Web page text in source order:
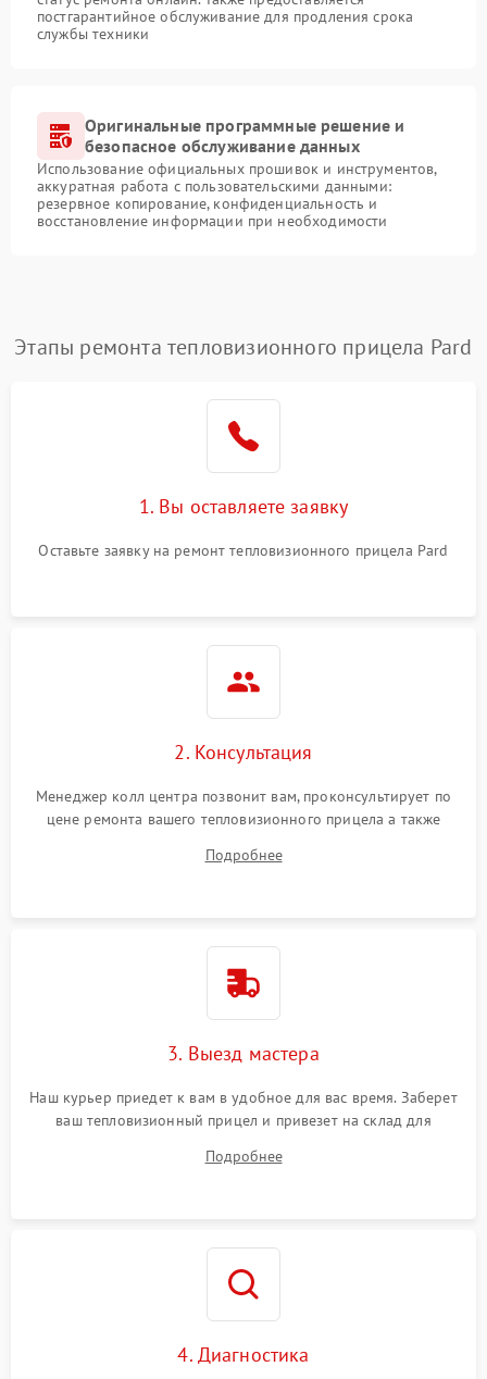
постгарантийное обслуживание для продления срока
службы техники
Оригинальные программные решение и
безопасное обслуживание данных
Использование официальных прошивок и инструментов,
аккуратная работа с пользовательскими данными:
резервное копирование, конфиденциальность и
восстановление информации при необходимости
Этапы ремонта тепловизионного прицела Pard
1. Вы оставляете заявку
Оставьте заявку на ремонт тепловизионного прицела Pard
2. Консультация
Менеджер колл центра позвонит вам, проконсультирует по
цене ремонта вашего тепловизионного прицела а также
Подробнее
3. Выезд мастера
Наш курьер приедет к вам в удобное для вас время. Заберет
ваш тепловизионный прицел и привезет на склад для
Подробнее
4. Диагностика